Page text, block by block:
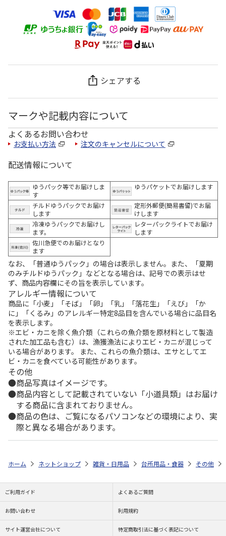
シェアする
マークや記載内容について
よくあるお問い合わせ
お支払い方法 注文のキャンセルについて
配送情報について
ゆうパック等でお届けしま
す
ゆうパケットでお届けします
チルドゆうパックでお届け
します
定形外郵便(簡易書留)でお届
けします
冷凍ゆうパックでお届けし
ます。
レターパックライトでお届け
します
佐川急便でのお届けとなり
ます
なお、「普通ゆうパック」の場合は表示しません。また、「夏期
のみチルドゆうパック」などとなる場合は、記号での表示はせ
ず、商品内容欄にその旨を表示しています。
アレルギー情報について
商品に「小麦」「そば」「卵」「乳」「落花生」「えび」「か
に」「くるみ」のアレルギー特定8品目を含んでいる場合に品目名
を表示します。
※エビ・カニを除く魚介類（これらの魚介類を原材料として製造
された加工品も含む）は、漁獲漁法によりエビ・カニが混じって
いる場合があります。 また、これらの魚介類は、エサとしてエ
ビ・カニを食べている可能性があります。
その他
商品写真はイメージです。
商品内容として記載されていない「小道具類」はお届け
する商品に含まれておりません。
商品の色は、ご覧になるパソコンなどの環境により、実
際と異なる場合があります。
ホーム ネットショップ 雑貨・日用品 台所用品・食器 その他
ご利用ガイド よくあるご質問
お問い合わせ 利用規約
サイト運営会社について 特定商取引法に基づく表記について